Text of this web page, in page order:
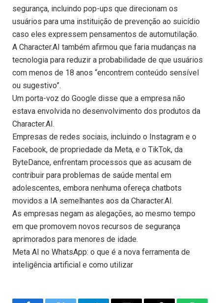
segurança, incluindo pop-ups que direcionam os
usuários para uma instituição de prevenção ao suicídio
caso eles expressem pensamentos de automutilação.
A Character.AI também afirmou que faria mudanças na
tecnologia para reduzir a probabilidade de que usuários
com menos de 18 anos “encontrem conteúdo sensível
ou sugestivo”.
Um porta-voz do Google disse que a empresa não
estava envolvida no desenvolvimento dos produtos da
Character.AI.
Empresas de redes sociais, incluindo o Instagram e o
Facebook, de propriedade da Meta, e o TikTok, da
ByteDance, enfrentam processos que as acusam de
contribuir para problemas de saúde mental em
adolescentes, embora nenhuma ofereça chatbots
movidos a IA semelhantes aos da Character.AI.
As empresas negam as alegações, ao mesmo tempo
em que promovem novos recursos de segurança
aprimorados para menores de idade.
Meta AI no WhatsApp: o que é a nova ferramenta de
inteligência artificial e como utilizar